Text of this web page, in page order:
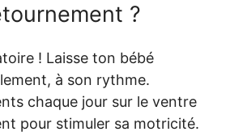
?
! Laisse ton bébé
à son rythme.
chaque jour sur le ventre
pour stimuler sa motricité.